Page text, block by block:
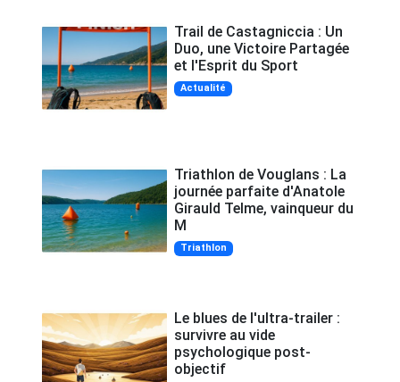
Trail de Castagniccia : Un
Duo, une Victoire Partagée
et l'Esprit du Sport
Actualité
Triathlon de Vouglans : La
journée parfaite d'Anatole
Girauld Telme, vainqueur du
M
Triathlon
Le blues de l'ultra-trailer :
survivre au vide
psychologique post-
objectif